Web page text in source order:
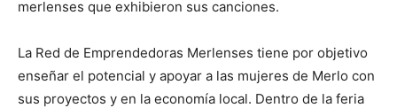
merlenses que exhibieron sus canciones.
La Red de Emprendedoras Merlenses tiene por objetivo
enseñar el potencial y apoyar a las mujeres de Merlo con
sus proyectos y en la economía local. Dentro de la feria